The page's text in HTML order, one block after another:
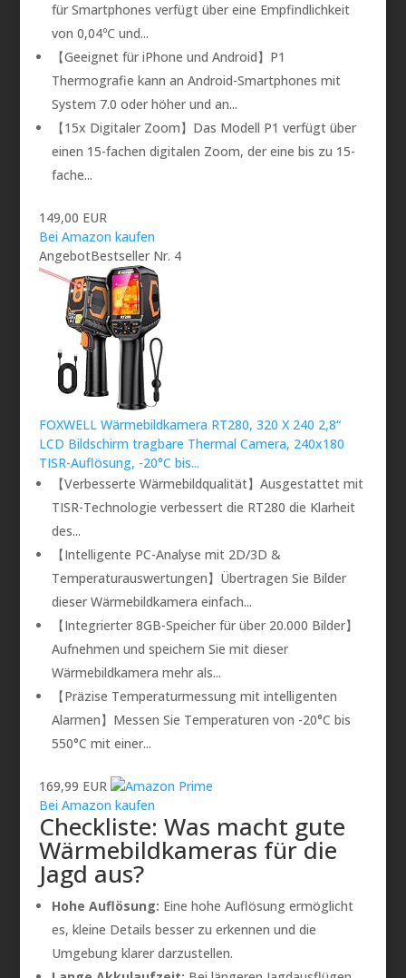
für Smartphones verfügt über eine Empfindlichkeit
von 0,04℃ und...
【Geeignet für iPhone und Android】P1
Thermografie kann an Android-Smartphones mit
System 7.0 oder höher und an...
【15x Digitaler Zoom】Das Modell P1 verfügt über
einen 15-fachen digitalen Zoom, der eine bis zu 15-
fache...
149,00 EUR
Bei Amazon kaufen
AngebotBestseller Nr. 4
FOXWELL Wärmebildkamera RT280, 320 X 240 2,8“
LCD Bildschirm tragbare Thermal Camera, 240x180
TISR-Auflösung, -20°C bis...
【Verbesserte Wärmebildqualität】Ausgestattet mit
TISR-Technologie verbessert die RT280 die Klarheit
des...
【Intelligente PC-Analyse mit 2D/3D &
Temperaturauswertungen】Übertragen Sie Bilder
dieser Wärmebildkamera einfach...
【Integrierter 8GB-Speicher für über 20.000 Bilder】
Aufnehmen und speichern Sie mit dieser
Wärmebildkamera mehr als...
【Präzise Temperaturmessung mit intelligenten
Alarmen】Messen Sie Temperaturen von -20°C bis
550°C mit einer...
169,99 EUR
Bei Amazon kaufen
Checkliste: Was macht gute
Wärmebildkameras für die
Jagd aus?
Hohe Auflösung: Eine hohe Auflösung ermöglicht
es, kleine Details besser zu erkennen und die
Umgebung klarer darzustellen.